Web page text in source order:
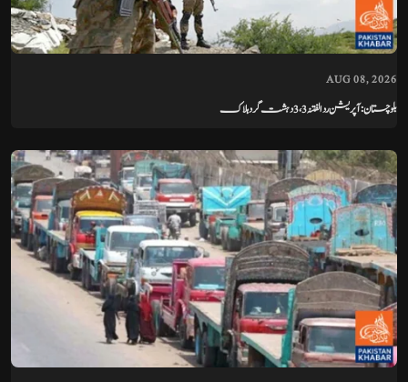
AUG 08, 2026
بلوچستان: آپریشن ردالفتنہ 3، 3 دہشت گرد ہلاک